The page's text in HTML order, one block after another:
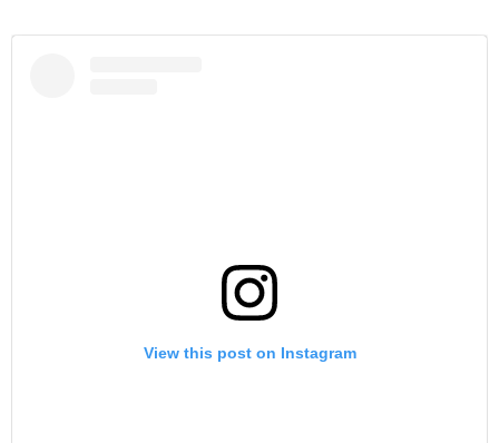
View this post on Instagram